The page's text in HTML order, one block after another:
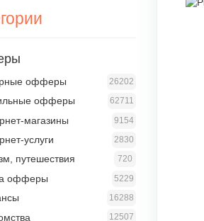
26202
офферы
62711
офферы
9154
магазины
2830
услуги
720
путешествия
5229
офферы
16288
12507